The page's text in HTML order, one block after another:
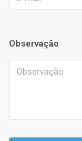
Observação